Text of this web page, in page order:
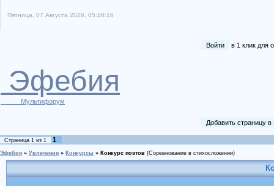
Пятница, 07 Августа 2026, 05:26:16
Войти в 1 клик для
Эфебия
Мультифорум
Добавить страницу
Страница 1 из 1 1
Эфебия » Увлечения » Конкурсы » Конкурс поэтов (Соревнование в стихосложении)